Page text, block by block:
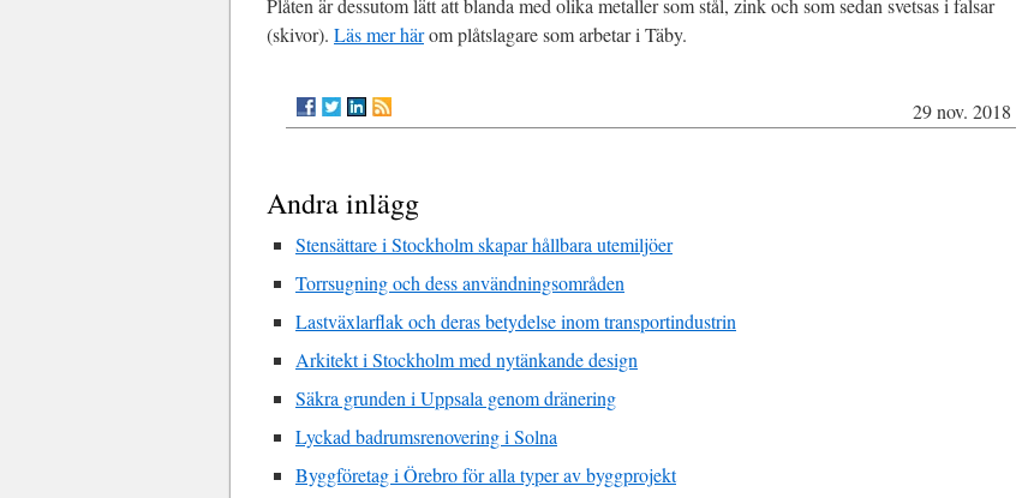
(skivor). Läs mer härom plåtslagare som arbetar i Täby.
29 nov. 2018
Andra inlägg
Stensättare i Stockholm skapar hållbara utemiljöer
Torrsugning och dess användningsområden
Lastväxlarflak och deras betydelse inom transportindustrin
Arkitekt i Stockholm med nytänkande design
Säkra grunden i Uppsala genom dränering
Lyckad badrumsrenovering i Solna
Byggföretag i Örebro för alla typer av byggprojekt